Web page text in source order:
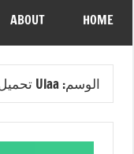
HOME
ABOUT
الوسم: Ulaa تحميل مجاني